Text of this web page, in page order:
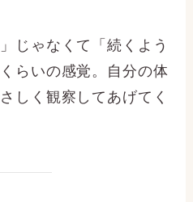
じゃなくて「続くよう
らいの感覚。自分の体
しく観察してあげてく